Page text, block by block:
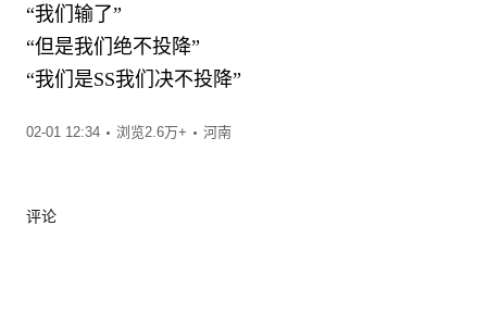
“我们输了”
“但是我们绝不投降”
“我们是SS我们决不投降”
00:16
02-01 12:34 浏览2.6万+ 河南
评论